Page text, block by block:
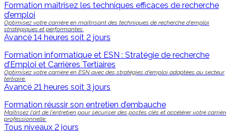
Formation maîtrisez les techniques efficaces de recherche
d’emploi
Optimisez votre carrière en maîtrisant des techniques de recherche d'emploi
stratégiques et performantes.
Avancé 14 heures soit 2 jours
Formation informatique et ESN : Stratégie de recherche
d’Emploi et Carrières Tertiaires
Optimisez votre carrière en ESN avec des stratégies d'emploi adaptées au secteur
tertiaire.
Avancé 21 heures soit 3 jours
Formation réussir son entretien d’embauche
Maîtrisez l'art de l'entretien pour sécuriser des postes clés et accélérer votre
professionnelle.
Tous niveaux 2 jours